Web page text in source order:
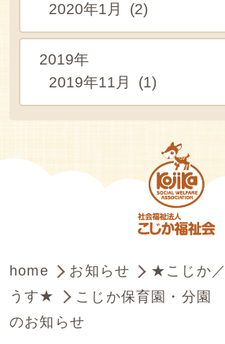
2020年1月 (2)
2019年
2019年11月 (1)
home お知らせ
★こじか
うす★
こじか保育園・分園
のお知らせ